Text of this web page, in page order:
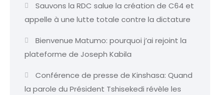
Sauvons la RDC salue la création de C64 et
appelle à une lutte totale contre la dictature
Bienvenue Matumo: pourquoi j’ai rejoint la
plateforme de Joseph Kabila
Conférence de presse de Kinshasa: Quand
la parole du Président Tshisekedi révèle les